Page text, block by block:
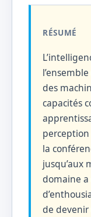
RÉSUMÉ
des
capacités
la
jusqu’aux
domaine a
de